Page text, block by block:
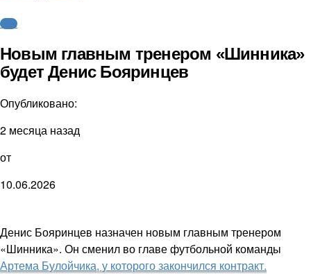
ФНЛ
Новым главным тренером «Шинника»
будет Денис Бояринцев
Опубликовано:
2 месяца назад
от
10.06.2026
Денис Бояринцев назначен новым главным тренером
«Шинника». Он сменил во главе футбольной команды
Артема Булойчика, у которого закончился контракт.